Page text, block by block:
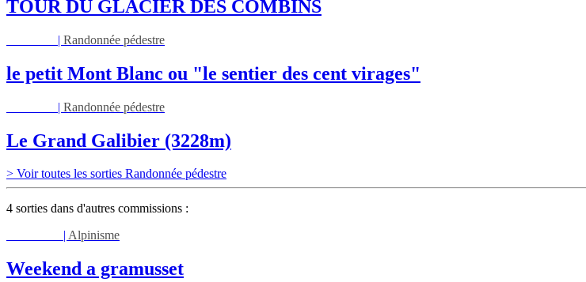
TOUR DU GLACIER DES COMBINS
| Randonnée pédestre
le petit Mont Blanc ou "le sentier des cent virages"
| Randonnée pédestre
Le Grand Galibier (3228m)
> Voir toutes les sorties Randonnée pédestre
4 sorties dans d'autres commissions :
Alpinisme
Weekend a gramusset